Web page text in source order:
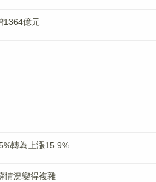
1364億元
轉為上漲15.9%
情況變得複雜